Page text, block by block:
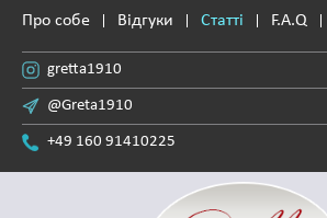
Про собе Відгуки Статті F.A.Q
gretta1910
@Greta1910
+49 160 91410225